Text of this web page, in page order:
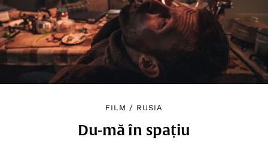
FILM / RUSIA
Du-mă în spațiu